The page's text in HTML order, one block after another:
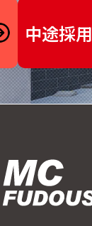
中途採用